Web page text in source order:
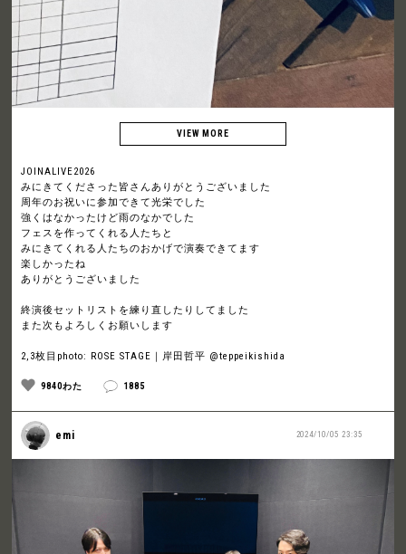
JOINALIVE2026
みにきてくださった皆さんありがとうございました
周年のお祝いに参加できて光栄でした
強くはなかったけど雨のなかでした
フェスを作ってくれる人たちと
みにきてくれる人たちのおかげで演奏できてます
楽しかったね
ありがとうございました
終演後セットリストを練り直したりしてました
また次もよろしくお願いします
2,3枚目photo: ROSE STAGE｜岸田哲平 @teppeikishida
9840わた 1885
2024/10/05 23:35
emi